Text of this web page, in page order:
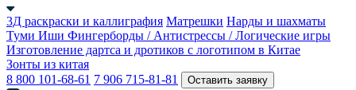
3Д раскраски и каллиграфия Матрешки Нарды и шахматы
Туми Иши Фингерборды / Антистрессы / Логические игры
Изготовление дартса и дротиков с логотипом в Китае
Зонты из китая
8 800 101-68-61 7 906 715-81-81 Оставить заявку